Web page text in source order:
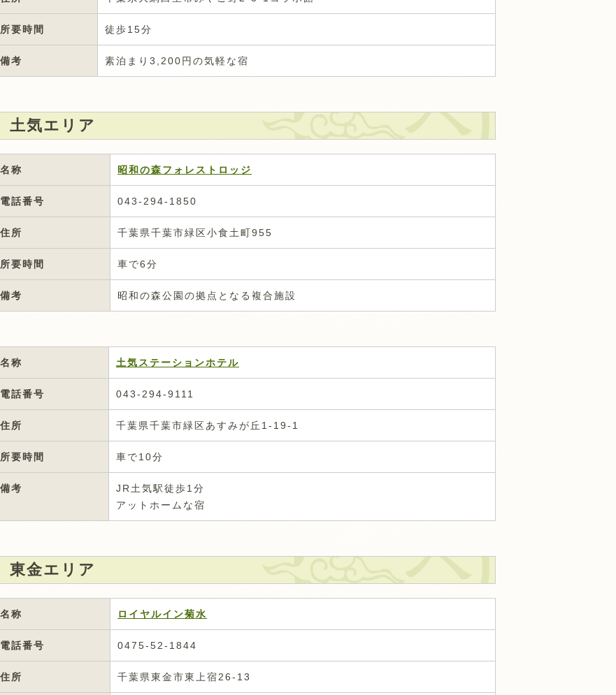
所要時間 徒歩15分
備考 素泊まり3,200円の気軽な宿
土気エリア
名称 昭和の森フォレストロッジ
電話番号 043-294-1850
住所 千葉県千葉市緑区小食土町955
所要時間 車で6分
備考 昭和の森公園の拠点となる複合施設
名称 土気ステーションホテル
電話番号 043-294-9111
住所 千葉県千葉市緑区あすみが丘1-19-1
所要時間 車で10分
備考
JR土気駅徒歩1分
アットホームな宿
東金エリア
名称 ロイヤルイン菊水
電話番号 0475-52-1844
住所 千葉県東金市東上宿26-13